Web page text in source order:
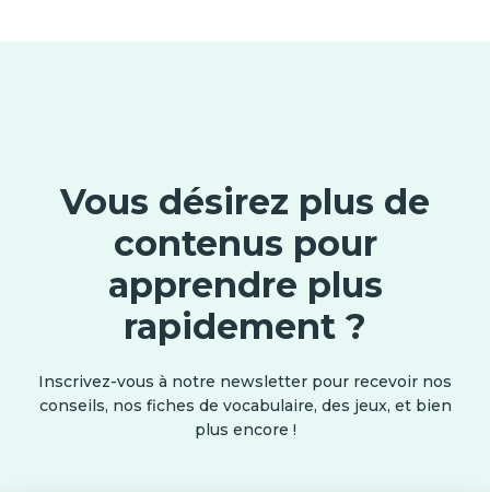
Vous désirez plus de
contenus pour
apprendre plus
rapidement ?
Inscrivez-vous à notre newsletter pour recevoir nos
conseils, nos fiches de vocabulaire, des jeux, et bien
plus encore !